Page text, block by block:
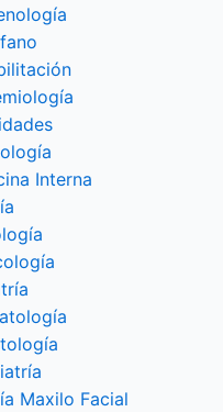
Interna
Maxilo Facial